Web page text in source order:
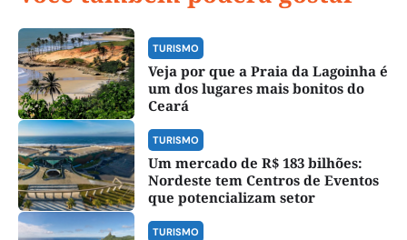
TURISMO
Veja por que a Praia da Lagoinha é
um dos lugares mais bonitos do
Ceará
TURISMO
Um mercado de R$ 183 bilhões:
Nordeste tem Centros de Eventos
que potencializam setor
TURISMO